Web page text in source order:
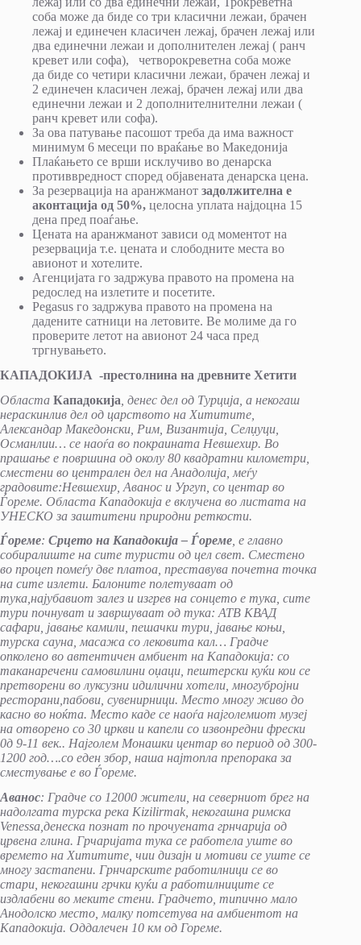
соба може да биде со три класични лежаи, брачен
лежај и единечен класичен лежај, брачен лежај или
два единечни лежаи и дополнителен лежај ( ранч
кревет или софа), четворокреветна соба може
да биде со четири класични лежаи, брачен лежај и
2 единечен класичен лежај, брачен лежај или два
единечни лежаи и 2 дополнителнителни лежаи (
ранч кревет или софа).
За ова патување пасошот треба да има важност
минимум 6 месеци по враќање во Македонија
Плаќањето се врши исклучиво во денарска
противвредност според објавената денарска цена.
За резервација на аранжманот задолжителна е
аконтација од 50%, целосна уплата најдоцна 15
дена пред поаѓање.
Цената на аранжманот зависи од моментот на
резервација т.е. цената и слободните места во
авионот и хотелите.
Агенцијата го задржува правото на промена на
редослед на излетите и посетите.
Pegasus го задржува правото на промена на
дадените сатници на летовите. Ве молиме да го
проверите летот на авионот 24 часа пред
тргнувањето.
КАПАДОКИЈА -престолнина на древните Хетити
Областа Кападокија , денес дел од Турција, а некогаш
нераскинлив дел од царството на Хититите,
Александар Македонски, Рим, Византија, Селџуци,
Османлии… се наоѓа во покраината Невшехир. Во
прашање е површина од околу 80 квадратни километри,
сместени во централен дел на Анадолија, меѓу
градовите:Невшехир, Аванос и Ургуп, со центар во
Ѓореме. Областа Кападокија е вклучена во листата на
УНЕСКО за заштитени природни реткости.
Ѓореме: Срцето на Кападокија – Ѓореме, е главно
собиралиште на сите туристи од цел свет. Сместено
во процеп помеѓу две платоа, преставува почетна точка
на сите излети. Балоните полетуваат од
тука,најубавиот залез и изгрев на сонцето е тука, сите
тури почнуват и завршуваат од тука: АТВ КВАД
сафари, јавање камили, пешачки тури, јавање коњи,
турска сауна, масажа со лековита кал… Градче
опколено во автентичен амбиент на Кападокија: со
таканаречени самовилини оџаци, пештерски куќи кои се
претворени во луксузни идилични хотели, многубројни
ресторани,пабови, сувенирници. Место многу живо до
касно во ноќта. Место каде се наоѓа најголемиот музеј
на отворено со 30 цркви и капели со извонредни фрески
0д 9-11 век.. Најголем Монашки центар во период од 300-
1200 год….со еден збор, наша најтопла препорака за
сместување е во Ѓореме.
Аванос: Градче со 12000 жители, на северниот брег на
надолгата турска река Kizilirmak, некогашна римска
Venessa,денеска познат по прочуената грнчарија од
црвена глина. Грчаријата тука се работела уште во
времето на Хититите, чии дизајн и мотиви се уште се
многу застапени. Грнчарските работилници се во
стари, некогашни грчки куќи а работилниците се
издлабени во меките стени. Градчето, типично мало
Анодолско место, малку потсетува на амбиентот на
Кападокија. Оддалечен 10 км од Гореме.